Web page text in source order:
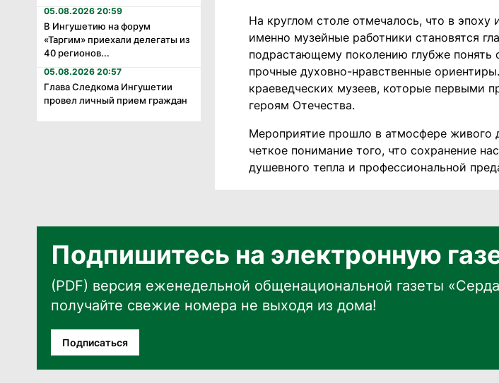
05.08.2026 20:59
В Ингушетию на форум
«Таргим» приехали делегаты из
40 регионов...
05.08.2026 20:57
Глава Следкома Ингушетии
провел личный прием граждан
На круглом столе отмечалось, что в
именно музейные работники становятся
подрастающему поколению глубже понять
прочные духовно-нравственные
краеведческих музеев, которые первыми
героям Отечества.
Мероприятие прошло в атмосфере живого
четкое понимание того, что сохранение
душевного тепла и профессиональной
Подпишитесь на электронную
(PDF) версия еженедельной общенациональной газеты
получайте свежие номера не выходя из дома!
Подписаться